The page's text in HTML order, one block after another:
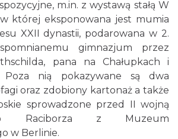
m.in. z wystawą stałą W
w której eksponowana jest mumia
XXII dynastii, podarowana w 2.
gimnazjum przez
pana na Chałupkach i
Poza nią pokazywane są dwa
oraz zdobiony kartonaż a także
sprowadzone przed II wojną
Raciborza z Muzeum
w Berlinie.